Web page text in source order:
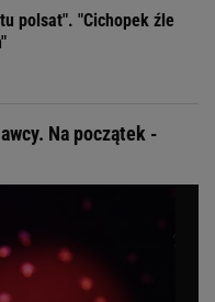
polsat". "Cichopek źle
Na początek -